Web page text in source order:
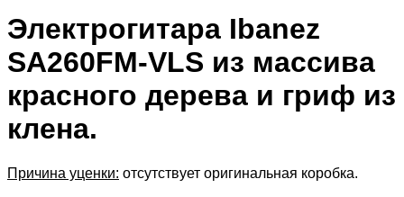
Электрогитара Ibanez
SA260FM-VLS из массива
красного дерева и гриф из
клена.
Причина уценки: отсутствует оригинальная коробка.